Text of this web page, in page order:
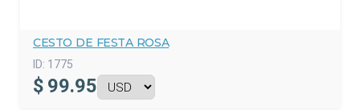
CESTO DE FESTA ROSA
ID: 1775
$ 99.95